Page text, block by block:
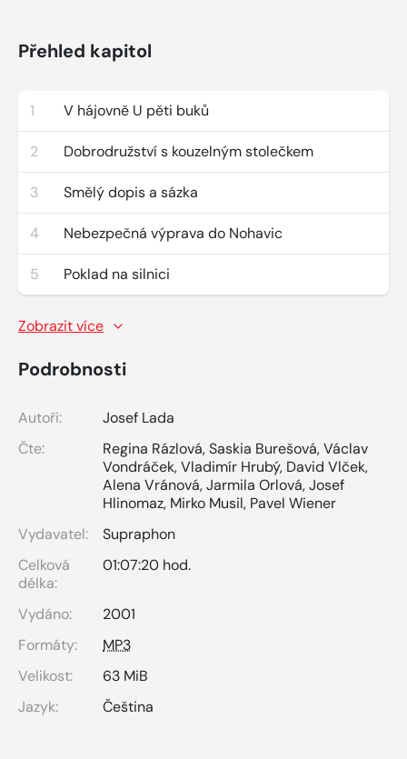
Přehled kapitol
1 V hájovně U pěti buků
2 Dobrodružství s kouzelným stolečkem
3 Smělý dopis a sázka
4 Nebezpečná výprava do Nohavic
5 Poklad na silnici
Zobrazit více
Podrobnosti
Autoři:
Josef Lada
Čte:
Regina Rázlová,Saskia Burešová,Václav
Vondráček,Vladimír Hrubý, David Vlček,
Alena Vránová,Jarmila Orlová,Josef
Hlinomaz, Mirko Musil, Pavel Wiener
Vydavatel:
Supraphon
Celková
délka:
01:07:20 hod.
Vydáno:
2001
Formáty:
MP3
Velikost:
63 MiB
Jazyk:
Čeština